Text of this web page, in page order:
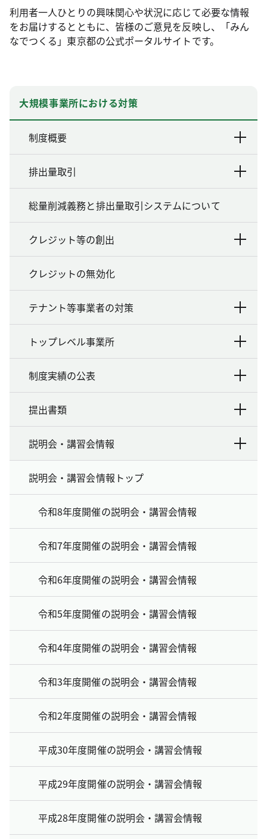
利用者一人ひとりの興味関心や状況に応じて必要な情報
をお届けするとともに、皆様のご意見を反映し、「みん
なでつくる」東京都の公式ポータルサイトです。
大規模事業所における対策
制度概要
排出量取引
総量削減義務と排出量取引システムについて
クレジット等の創出
クレジットの無効化
テナント等事業者の対策
トップレベル事業所
制度実績の公表
提出書類
説明会・講習会情報
説明会・講習会情報トップ
令和8年度開催の説明会・講習会情報
令和7年度開催の説明会・講習会情報
令和6年度開催の説明会・講習会情報
令和5年度開催の説明会・講習会情報
令和4年度開催の説明会・講習会情報
令和3年度開催の説明会・講習会情報
令和2年度開催の説明会・講習会情報
平成30年度開催の説明会・講習会情報
平成29年度開催の説明会・講習会情報
平成28年度開催の説明会・講習会情報